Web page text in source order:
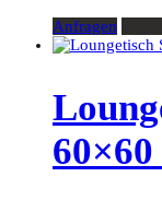
Anfragen